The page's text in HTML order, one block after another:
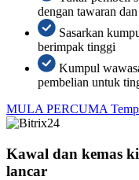
dengan tawaran
Sasarkan
berimpak tinggi
Kumpul
pembelian untuk
MULA PERCUMA
Kawal dan kemas
lancar